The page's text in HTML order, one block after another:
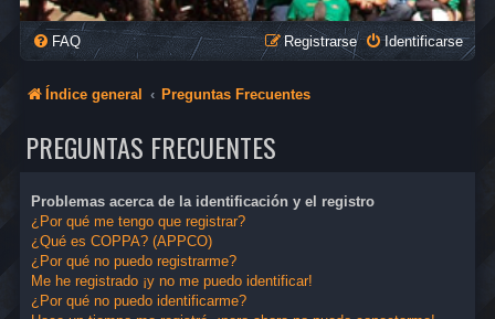
FAQ Identificarse
Registrarse
Índice general Preguntas Frecuentes
PREGUNTAS FRECUENTES
Problemas acerca de la identificación y el registro
¿Por qué me tengo que registrar?
¿Qué es COPPA? (APPCO)
¿Por qué no puedo registrarme?
Me he registrado ¡y no me puedo identificar!
¿Por qué no puedo identificarme?